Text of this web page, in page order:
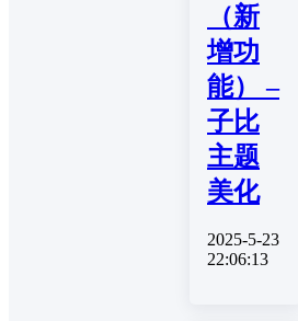
（新
增功
能） –
子比
主题
美化
2025-5-23
22:06:13